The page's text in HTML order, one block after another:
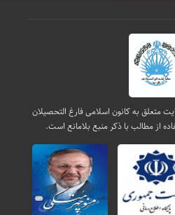
متعلق به کانون اسلامی فارغ التحصیلان
از مطالب با ذکر منبع بلامانع است.